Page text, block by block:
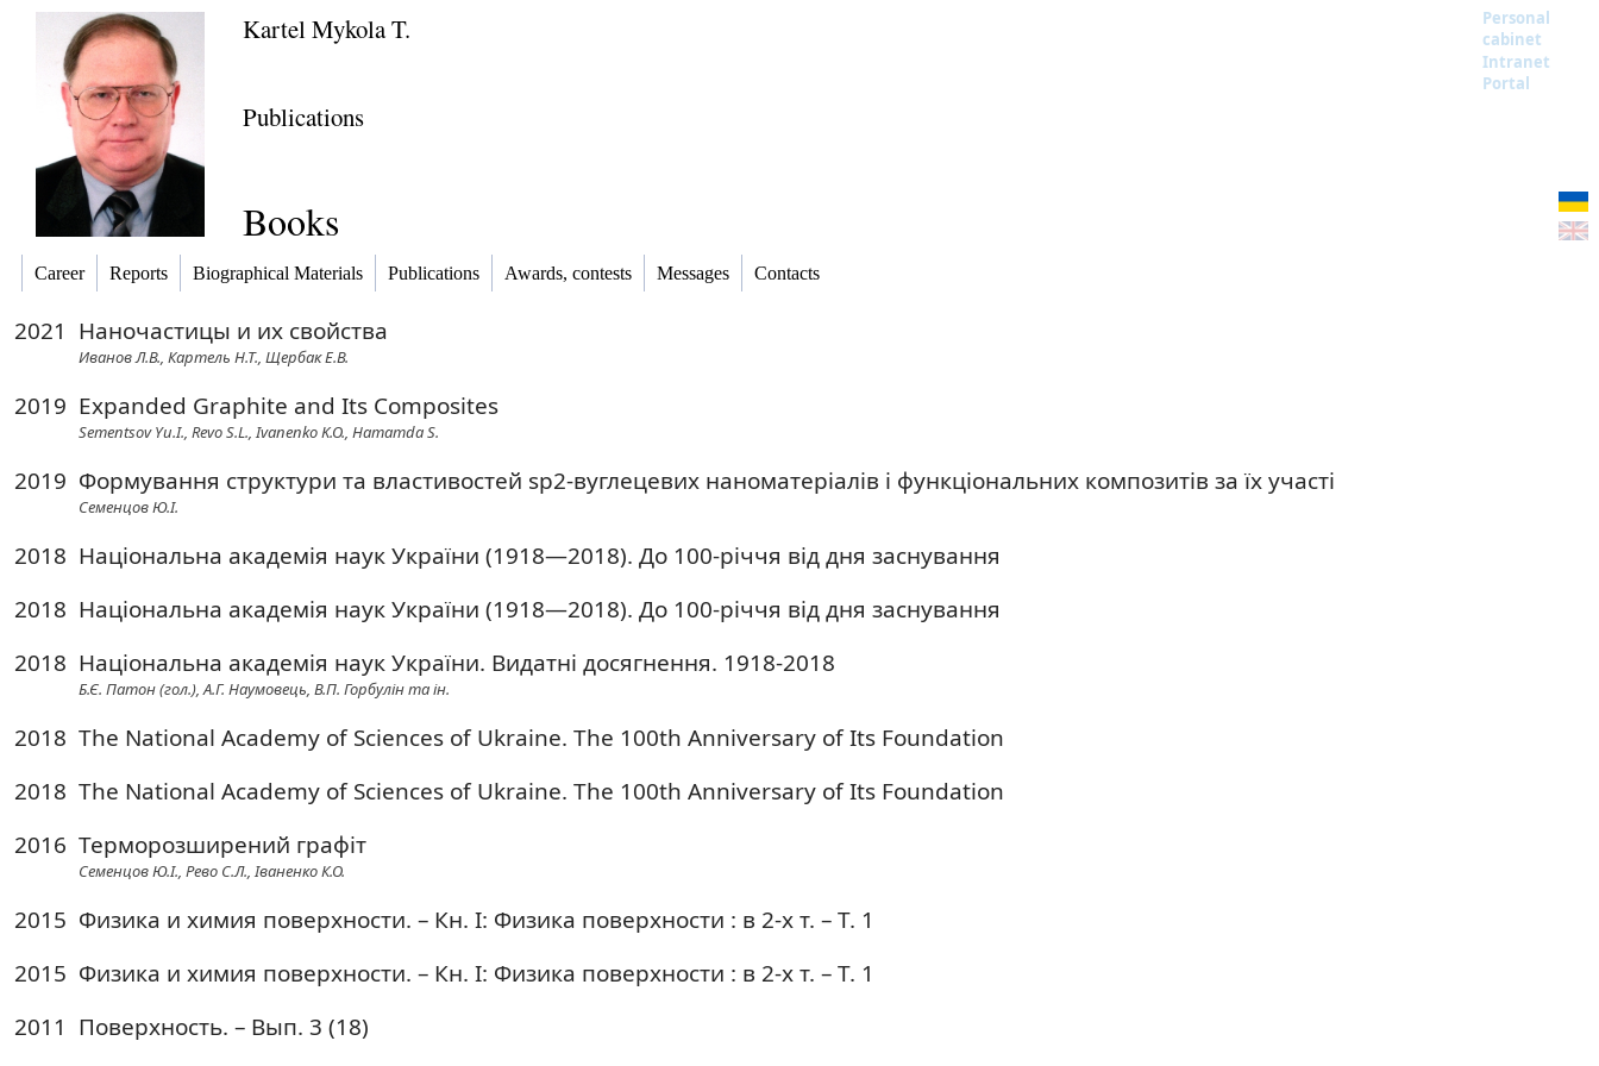
Kartel Mykola T.
Personal
cabinet
Intranet
Portal
Publications
Books
Career Reports Biographical Materials Publications Awards, contests Messages Contacts
2021 Наночастицы и их свойства
Иванов Л.В., Картель Н.Т., Щербак Е.В.
2019 Expanded Graphite and Its Composites
Sementsov Yu.I., Revo S.L., Ivanenko K.O., Hamamda S.
2019 Формування структури та властивостей sp2-вуглецевих наноматеріалів і функціональних композитів за їх участі
Семенцов Ю.І.
2018 Національна академія наук України (1918—2018). До 100-річчя від дня заснування
2018 Національна академія наук України (1918—2018). До 100-річчя від дня заснування
2018 Національна академія наук України. Видатні досягнення. 1918-2018
Б.Є. Патон (гол.), А.Г. Наумовець, В.П. Горбулін та ін.
2018 The National Academy of Sciences of Ukraine. The 100th Anniversary of Its Foundation
2018 The National Academy of Sciences of Ukraine. The 100th Anniversary of Its Foundation
2016 Терморозширений графіт
Семенцов Ю.І., Рево С.Л., Іваненко К.О.
2015 Физика и химия поверхности. – Кн. I: Физика поверхности : в 2-х т. – Т. 1
2015 Физика и химия поверхности. – Кн. I: Физика поверхности : в 2-х т. – Т. 1
2011 Поверхность. – Вып. 3 (18)